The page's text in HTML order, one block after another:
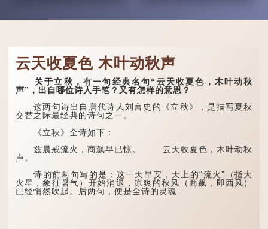
云天收夏色 木叶动秋声
关于立秋，有一句经典名句“云天收夏色，木叶动秋
声”，出自哪位诗人手笔？又有怎样的意思？
这两句诗出自唐代诗人刘言史的《立秋》，是描写夏秋
交替之际最经典的诗句之一。
《立秋》全诗如下：
兹晨戒流火，商飙早已惊。 云天收夏色，木叶动秋
声。
诗的前两句写的是：这一天早安，天上的“流火”（指大
火星，象征暑气）开始消退，凉爽的秋风（商飙，即西风）
已经悄然吹起。后两句，便是全诗的灵魂...